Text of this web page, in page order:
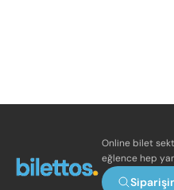
Online bilet
eğlence hep